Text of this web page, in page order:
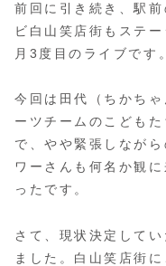
前回に引き続き、駅
ビ白山笑店街もステ
月3度目のライブです。
今回は田代（ちかち
ーツチームのこども
で、やや緊張しなが
ワーさんも何名か観
ったです。
さて、現状決定して
ました。白山笑店街